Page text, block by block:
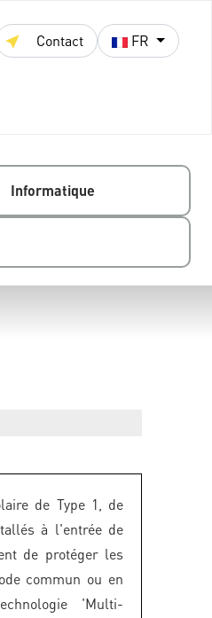
Contact FR
Informatique
de Type 1, de
à l'entrée de
de protéger les
commun ou en
'Multi-